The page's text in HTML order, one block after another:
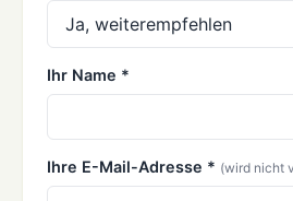
Ihr Name *
Ihre E-Mail-Adresse * (wird nicht